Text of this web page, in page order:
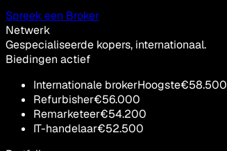
Spreek een Broker
Netwerk
Gespecialiseerde kopers, internationaal.
Biedingen actief
Internationale brokerHoogste€58.500
Refurbisher€56.000
Remarketeer€54.200
IT-handelaar€52.500